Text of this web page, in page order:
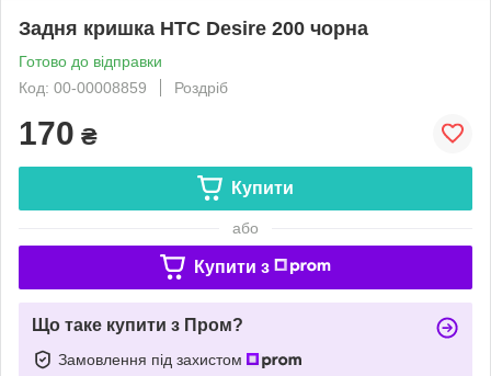
Задня кришка HTC Desire 200 чорна
Готово до відправки
Код: 00-00008859
Роздріб
170 ₴
Купити
або
Купити з
Що таке купити з Пром?
Замовлення під захистом